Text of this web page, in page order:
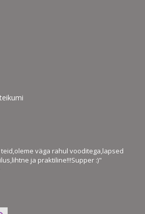
väga rahul vooditega,lapsed
ja praktiline!!!Supper :)"